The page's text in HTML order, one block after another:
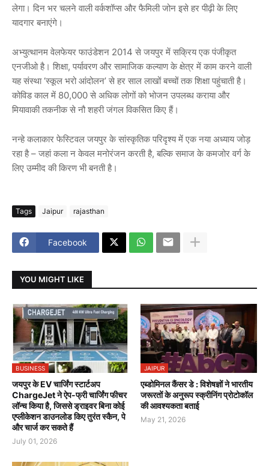
लेगा। दिन भर चलने वाली वर्कशॉप्स और फैमिली जोन इसे हर पीढ़ी के लिए
यादगार बनाएंगे।
अभ्युत्थानम वेलफेयर फाउंडेशन 2014 से जयपुर में सक्रिय एक पंजीकृत
एनजीओ है। शिक्षा, पर्यावरण और सामाजिक कल्याण के क्षेत्र में काम करने वाली
यह संस्था ‘स्कूल भरो आंदोलन’ से हर साल लाखों बच्चों तक शिक्षा पहुंचाती है।
कोविड काल में 80,000 से अधिक लोगों को भोजन उपलब्ध कराया और
मियावाकी तकनीक से नौ शहरी जंगल विकसित किए हैं।
नन्हे कलाकार फेस्टिवल जयपुर के सांस्कृतिक परिदृश्य में एक नया अध्याय जोड़
रहा है – जहां कला न केवल मनोरंजन करती है, बल्कि समाज के कमजोर वर्ग के
लिए उम्मीद की किरण भी बनती है।
Tags Jaipur rajasthan
Facebook
YOU MIGHT LIKE
BUSINESS
जयपुर के EV चार्जिंग स्टार्टअप
ChargeJet ने ऐप-फ्री चार्जिंग फीचर
लॉन्च किया है, जिससे ड्राइवर बिना कोई
एप्लीकेशन डाउनलोड किए तुरंत स्कैन, पे
और चार्ज कर सकते हैं
July 01, 2026
JAIPUR
एब्डोमिनल कैंसर डे : विशेषज्ञों ने भारतीय
जरूरतों के अनुरूप स्क्रीनिंग प्रोटोकॉल
की आवश्यकता बताई
May 21, 2026